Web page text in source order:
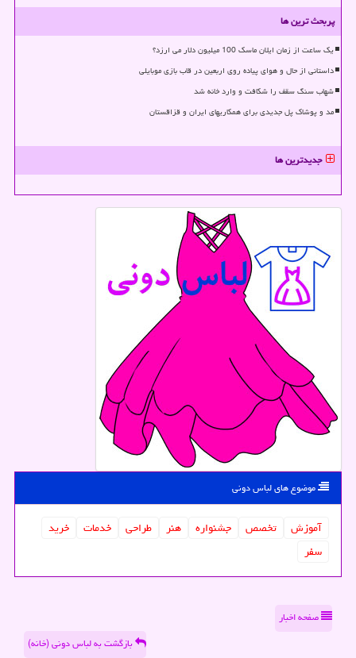
پربحث ترین ها
یک ساعت از زمان ایلان ماسک 100 میلیون دلار می ارزد؟
داستانی از حال و هوای پیاده روی اربعین در قاب بازی موبایلی
شهاب سنگ سقف را شکافت و وارد خانه شد
مد و پوشاک پل جدیدی برای همکاریهای ایران و قزاقستان
جدیدترین ها
موضوع های لباس دونی
آموزش تخصص جشنواره هنر طراحی خدمات
خرید
سفر
صفحه اخبار
بازگشت به لباس دونی (خانه)